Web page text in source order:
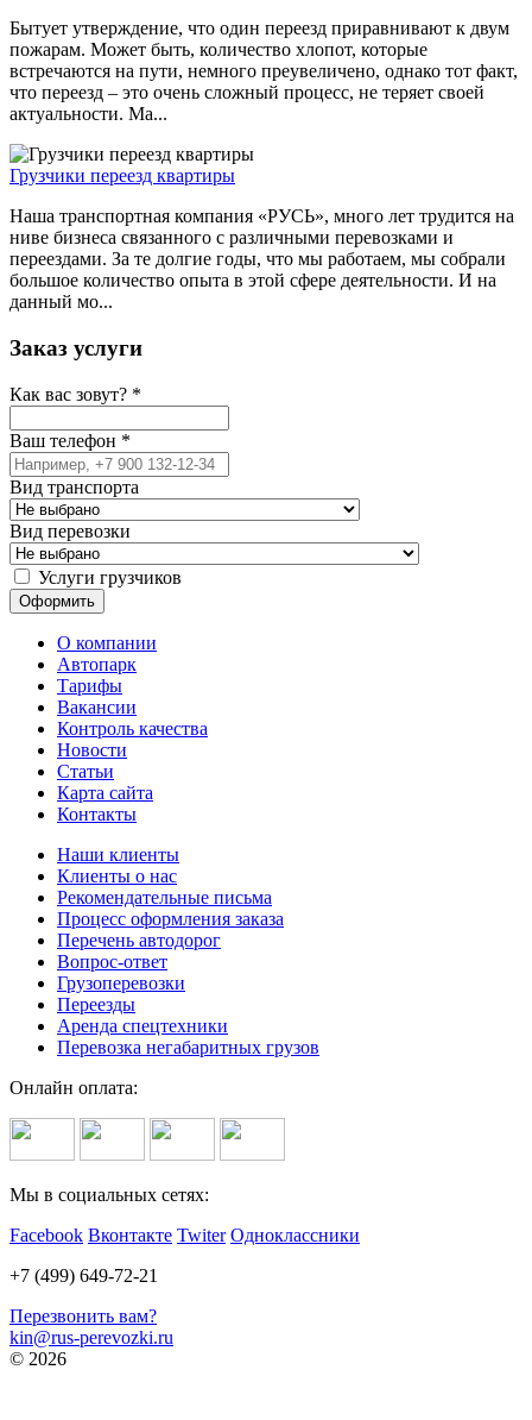
Бытует утверждение, что один переезд приравнивают к двум
пожарам. Может быть, количество хлопот, которые
встречаются на пути, немного преувеличено, однако тот факт,
что переезд – это очень сложный процесс, не теряет своей
актуальности. Ма...
Грузчики переезд квартиры
Наша транспортная компания «РУСЬ», много лет трудится на
ниве бизнеса связанного с различными перевозками и
переездами. За те долгие годы, что мы работаем, мы собрали
большое количество опыта в этой сфере деятельности. И на
данный мо...
Заказ услуги
Как вас зовут? *
Ваш телефон *
Вид транспорта
Вид перевозки
Услуги грузчиков
О компании
Автопарк
Тарифы
Вакансии
Контроль качества
Новости
Статьи
Карта сайта
Контакты
Наши клиенты
Клиенты о нас
Рекомендательные письма
Процесс оформления заказа
Перечень автодорог
Вопрос-ответ
Грузоперевозки
Переезды
Аренда спецтехники
Перевозка негабаритных грузов
Онлайн оплата:
Мы в социальных сетях:
Facebook Вконтакте Twiter Одноклассники
+7 (499) 649-72-21
Перезвонить вам?
kin@rus-perevozki.ru
© 2026